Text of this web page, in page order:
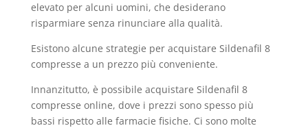
elevato per alcuni uomini, che desiderano
risparmiare senza rinunciare alla qualità.
Esistono alcune strategie per acquistare Sildenafil 8
compresse a un prezzo più conveniente.
Innanzitutto, è possibile acquistare Sildenafil 8
compresse online, dove i prezzi sono spesso più
bassi rispetto alle farmacie fisiche. Ci sono molte